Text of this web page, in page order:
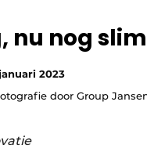
nu nog
2023
door Group